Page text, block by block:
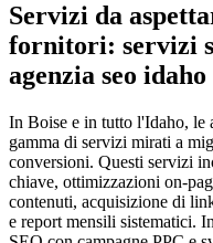
Servizi da
fornitori: servizi
agenzia seo idaho
In Boise e in tutto l'Idaho, le
gamma di servizi mirati a
conversioni. Questi servizi
chiave, ottimizzazioni on-
contenuti, acquisizione di
e report mensili sistematici.